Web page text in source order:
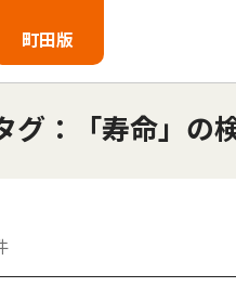
町田版
グ：「寿命」の検